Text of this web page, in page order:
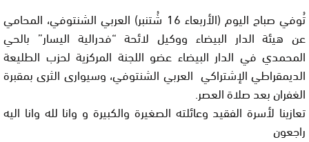
تُوفي صباح اليوم (الأربعاء 16 شُتنبر) العربي الشنتوفي، المحامي
عن هيئة الدار البيضاء ووكيل لائحة “فدرالية اليسار” بالحي
المحمدي في الدار البيضاء عضو اللجنة المركزية لحزب الطليعة
الديمقراطي الإشتراكي العربي الشنتوفي، وسيوارى الثرى بمقبرة
الغفران بعد صلاة العصر.
تعازينا لأسرة الفقيد وعائلته الصغيرة والكبيرة و وانا لله وانا اليه
راجعون